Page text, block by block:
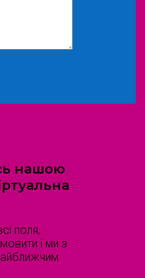
нашою
поля,
і ми з